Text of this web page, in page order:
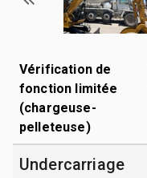
Vérification de
fonction limitée
(chargeuse-
pelleteuse)
Undercarriage